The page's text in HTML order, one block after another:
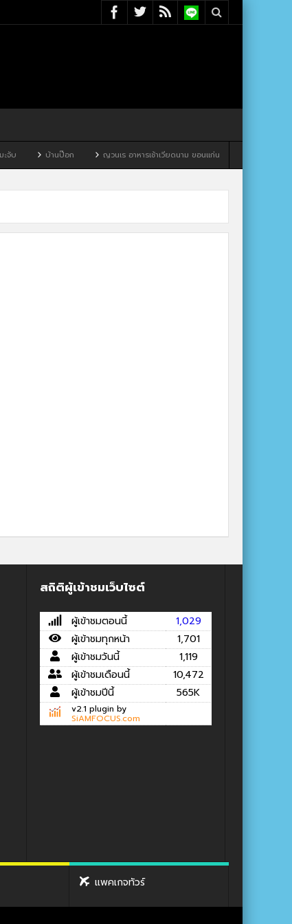
บ้านป๊อก ญวนเร อาหารเช้าเวียดนาม ขอนแก่น
สถิติผู้เข้าชมเว็บไซต์
ผู้เข้าชมตอนนี้
1,029
ผู้เข้าชมทุกหน้า
1,701
ผู้เข้าชมวันนี้
1,119
ผู้เข้าชมเดือนนี้
10,472
ผู้เข้าชมปีนี้
565K
v2.1 plugin by
SiAMFOCUS.com
แพคเกจทัวร์